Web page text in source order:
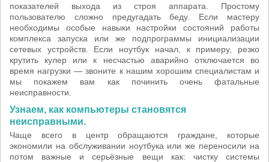
показателей выхода из строя аппарата. Простому
пользователю сложно предугадать беду. Если мастеру
необходимы особые навыки настройки состояний работы
комплекса запуска или же подпрограммы инициализации
сетевых устройств. Если ноутбук начал, к примеру, резко
крутить кулер или к несчастью аварийно отключается во
время нагрузки — звоните к нашим хорошим специалистам и
мы покажем вам как починить очень фатальные
неисправности.
Узнаем, как компьютеры становятся
неисправными.
Чаще всего в центр обращаются граждане, которые
экономили на обслуживании ноутбука или же переносили на
потом важные и серьёзные вещи как: чистку системы